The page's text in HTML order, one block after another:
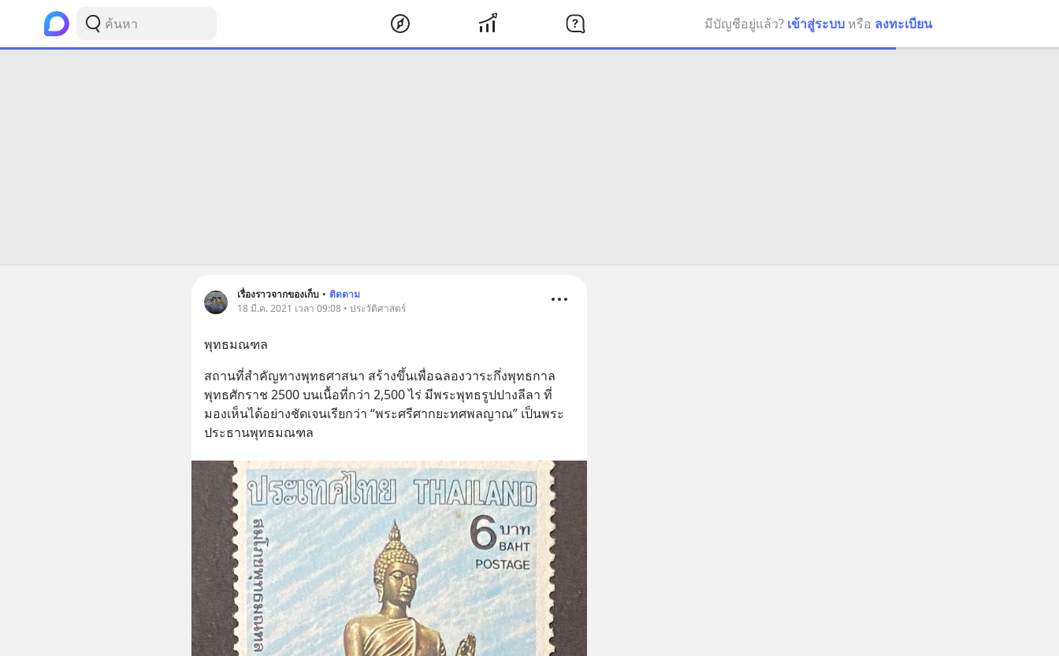
มีบัญชีอยู่แล้ว? เข้าสู่ระบบ หรือ ลงทะเบียน
เรื่องราวจากของเก็บ • ติดตาม
18 มี.ค. 2021 เวลา 09:08 • ประวัติศาสตร์
พุทธมณฑล
สถานที่สำคัญทางพุทธศาสนา สร้างขึ้นเพื่อฉลองวาระกึ่งพุทธกาล
พุทธศักราช 2500 บนเนื้อที่กว่า 2,500 ไร่ มีพระพุทธรูปปางลีลา ที่
มองเห็นได้อย่างชัดเจนเรียกว่า “พระศรีศากยะทศพลญาณ” เป็นพระ
ประธานพุทธมณฑล